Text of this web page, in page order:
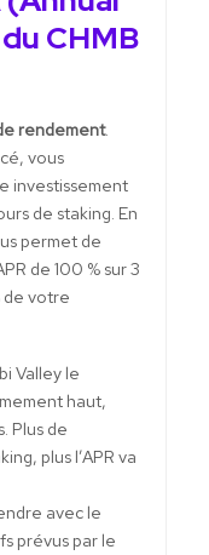
CHMB
rendement.
vous
investissement
de staking. En
permet de
de 100 % sur 3
de votre
Valley le
haut,
Plus de
plus l’APR va
avec le
prévus par le